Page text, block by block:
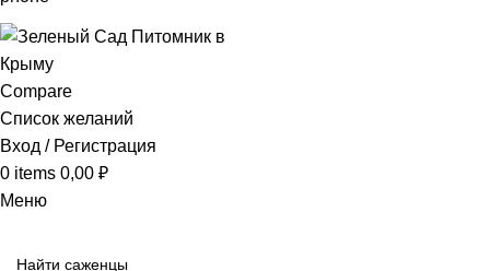
Compare
Список желаний
Вход / Регистрация
0 items 0,00 ₽
Меню